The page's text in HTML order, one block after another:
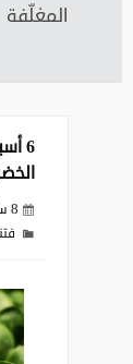
المغلّفة
‏6
8 سنوات ago